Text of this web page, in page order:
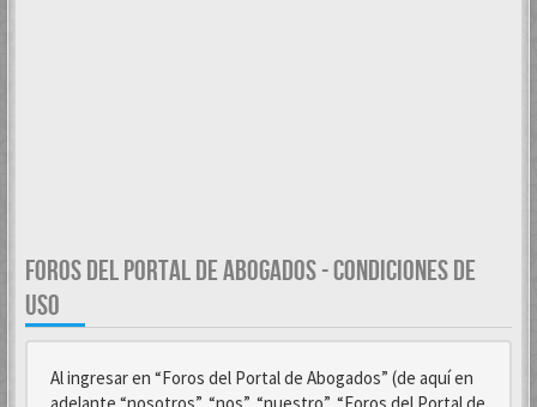
FOROS DEL PORTAL DE ABOGADOS - CONDICIONES DE
USO
Al ingresar en “Foros del Portal de Abogados” (de aquí en